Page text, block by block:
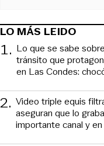
LO MÁS LEIDO
1. Lo que se sabe
tránsito que
en Las Condes:
2. Video triple equis
aseguran que lo
importante canal y